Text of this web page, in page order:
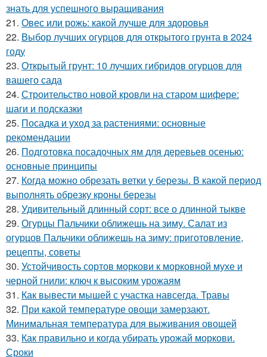
знать для успешного выращивания
21. Овес или рожь: какой лучше для здоровья
22. Выбор лучших огурцов для открытого грунта в 2024
году
23. Открытый грунт: 10 лучших гибридов огурцов для
вашего сада
24. Строительство новой кровли на старом шифере:
шаги и подсказки
25. Посадка и уход за растениями: основные
рекомендации
26. Подготовка посадочных ям для деревьев осенью:
основные принципы
27. Когда можно обрезать ветки у березы. В какой период
выполнять обрезку кроны березы
28. Удивительный длинный сорт: все о длинной тыкве
29. Огурцы Пальчики оближешь на зиму. Салат из
огурцов Пальчики оближешь на зиму: приготовление,
рецепты, советы
30. Устойчивость сортов моркови к морковной мухе и
черной гнили: ключ к высоким урожаям
31. Как вывести мышей с участка навсегда. Травы
32. При какой температуре овощи замерзают.
Минимальная температура для выживания овощей
33. Как правильно и когда убирать урожай моркови.
Сроки